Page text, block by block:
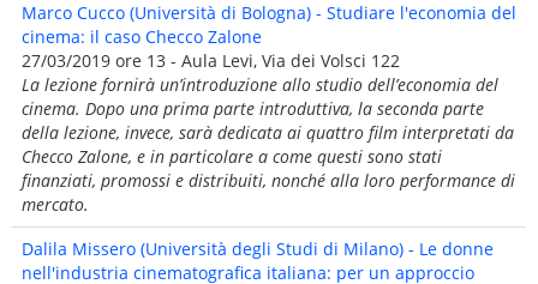
Marco Cucco (Università di Bologna) - Studiare l'economia del
cinema: il caso Checco Zalone
27/03/2019 ore 13 - Aula Levi, Via dei Volsci 122
La lezione fornirà un’introduzione allo studio dell’economia del
cinema. Dopo una prima parte introduttiva, la seconda parte
della lezione, invece, sarà dedicata ai quattro film interpretati da
Checco Zalone, e in particolare a come questi sono stati
finanziati, promossi e distribuiti, nonché alla loro performance di
mercato.
Dalila Missero (Università degli Studi di Milano) - Le donne
nell'industria cinematografica italiana: per un approccio